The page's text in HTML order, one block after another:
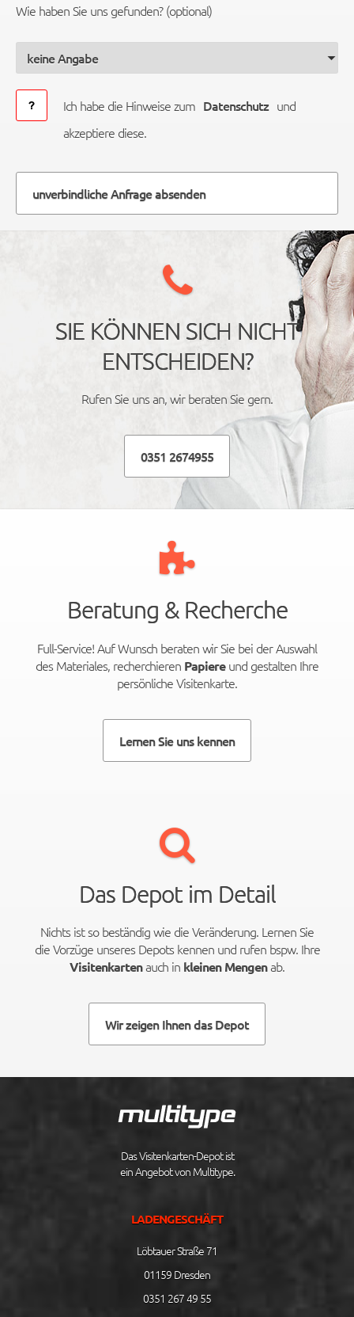
Wie haben Sie uns gefunden? (optional)
Ich habe die Hinweise zum Datenschutz und
akzeptiere diese.
unverbindliche Anfrage absenden
SIE KÖNNEN SICH NICHT
ENTSCHEIDEN?
Rufen Sie uns an, wir beraten Sie gern.
0351 2674955
Beratung & Recherche
Full-Service! Auf Wunsch beraten wir Sie bei der Auswahl
des Materiales, recherchieren Papiereund gestalten Ihre
persönliche Visitenkarte.
Lernen Sie uns kennen
Das Depot im Detail
Nichts ist so beständig wie die Veränderung. Lernen Sie
die Vorzüge unseres Depots kennen und rufen bspw. Ihre
Visitenkartenauch in kleinen Mengenab.
Wir zeigen Ihnen das Depot
Das Visitenkarten-Depot ist
ein Angebot von Multitype.
LADENGESCHÄFT
Löbtauer Straße 71
01159 Dresden
0351 267 49 55